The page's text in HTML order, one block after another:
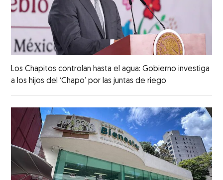
Los Chapitos controlan hasta el agua: Gobierno investiga
a los hijos del ‘Chapo’ por las juntas de riego